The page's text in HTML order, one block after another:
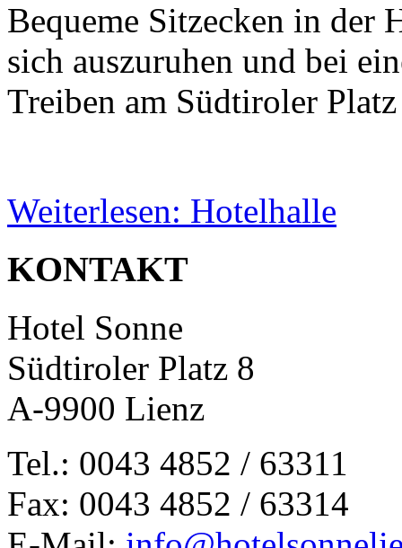
Bequeme Sitzecken in der
sich auszuruhen und bei
Treiben am Südtiroler
Weiterlesen: Hotelhalle
KONTAKT
Hotel Sonne
Südtiroler Platz 8
A-9900 Lienz
Tel.: 0043 4852 / 63311
Fax: 0043 4852 / 63314